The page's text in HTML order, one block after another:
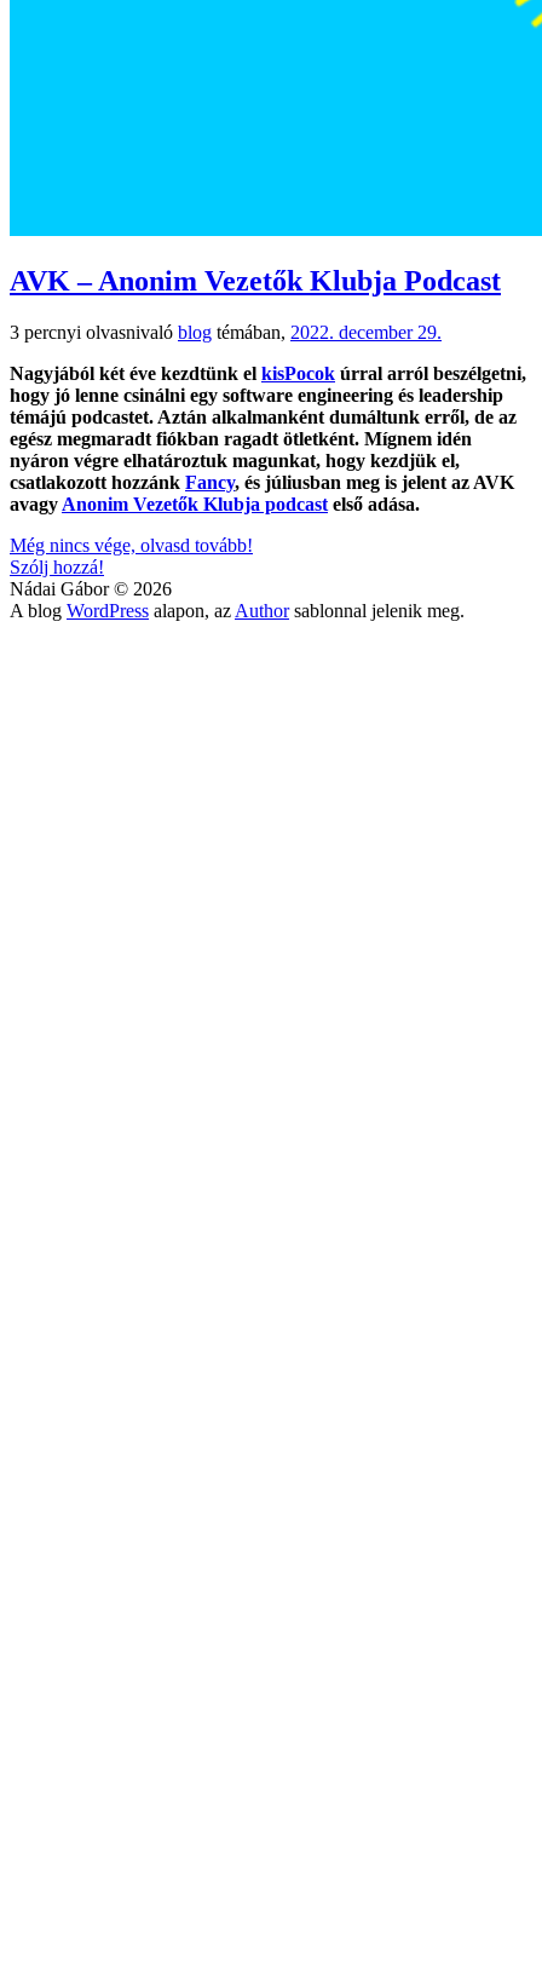
AVK – Anonim Vezetők Klubja Podcast
3 percnyi olvasnivaló blog témában, 2022. december 29.
Nagyjából két éve kezdtünk el kisPocok úrral arról beszélgetni,
hogy jó lenne csinálni egy software engineering és leadership
témájú podcastet. Aztán alkalmanként dumáltunk erről, de az
egész megmaradt fiókban ragadt ötletként. Mígnem idén
nyáron végre elhatároztuk magunkat, hogy kezdjük el,
csatlakozott hozzánk Fancy, és júliusban meg is jelent az AVK
avagy Anonim Vezetők Klubja podcast első adása.
Még nincs vége, olvasd tovább!
Vezetők
Szólj hozzá!
Nádai Gábor © 2026
A blog WordPress alapon, az Authorsablonnal jelenik meg.